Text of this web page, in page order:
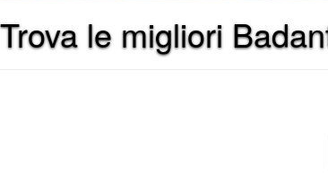
Trova le migliori